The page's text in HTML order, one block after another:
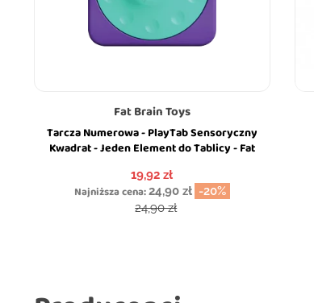
Fat Brain Toys
Tarcza Numerowa - PlayTab Sensoryczny
Kwadrat - Jeden Element do Tablicy - Fat
Cena
19,92 zł
Najniższa cena:24,90 zł -20%
Cena podstawowa
24,90 zł